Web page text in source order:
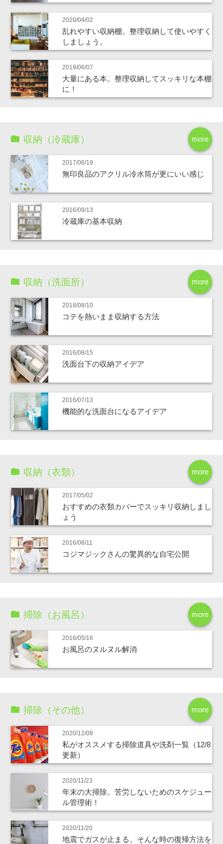
2020/04/02
乱れやすい収納棚。整理収納して使いやすく
しましょう。
2019/06/07
大量にある本。整理収納してスッキリな本棚
に！
more
収納（冷蔵庫）
2017/06/19
無印良品のアクリル冷水筒が更にいい感じ
2016/09/13
冷蔵庫の基本収納
more
収納（洗面所）
2018/08/10
コテを熱いまま収納する方法
2016/08/15
洗面台下の収納アイデア
2016/07/13
機能的な洗面台になるアイデア
more
収納（衣類）
2017/05/02
おすすめの衣類カバーでスッキリ収納しまし
ょう
2016/08/11
コジマジックさんの驚異的な自宅公開
more
掃除（お風呂）
2016/05/16
お風呂のヌルヌル解消
more
掃除（その他）
2020/12/08
私がオススメする掃除道具や洗剤一覧（12/8
更新）
2020/11/23
年末の大掃除。苦労しないためのスケジュー
ル管理術！
2020/11/20
地震でガスが止まる。そんな時の復帰方法を